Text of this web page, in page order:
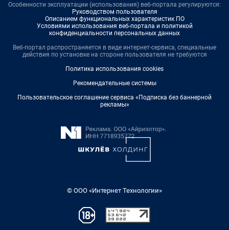
Особенности эксплуатации (использования) веб-портала регулируются:
Руководством пользователя
Описанием функциональных характеристик ПО
Условиями использования веб-портала и политикой
конфиденциальности персональных данных
Веб-портал распространяется в виде интернет-сервиса, специальные
действия по установке на стороне пользователя не требуются
Политика использования cookies
Рекомендательные системы
Пользовательское соглашение сервиса «Подписка без баннерной
рекламы»
© ООО «Интернет Технологии»